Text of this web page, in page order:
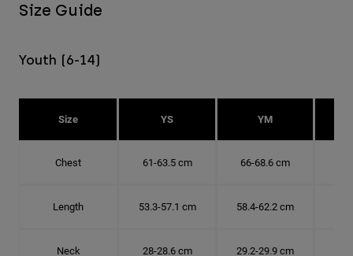
Size Guide
Youth (6-14)
Size YS YM
Chest 61-63.5 cm 66-68.6 cm
Length 53.3-57.1 cm 58.4-62.2 cm
Neck 28-28.6 cm 29.2-29.9 cm